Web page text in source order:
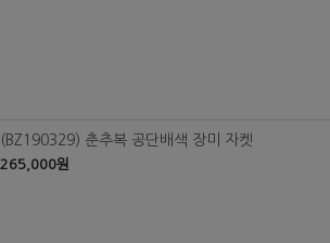
(BZ190329) 춘추복 공단배색 장미 자켓
265,000원